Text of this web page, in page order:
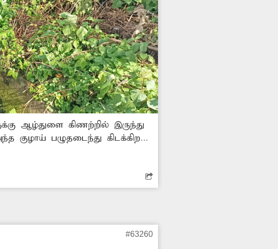
ஆழ்துளை கிணற்றில் இருந்து
பழுதடைந்து கிடக்கிறது.
வருகிறது. எனவே குழாயை
#63260